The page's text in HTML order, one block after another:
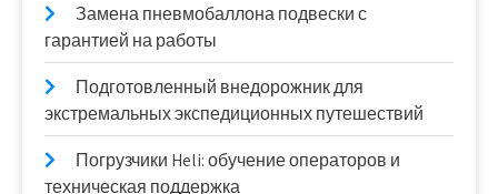
Замена пневмобаллона подвески с
гарантией на работы
Подготовленный внедорожник для
экстремальных экспедиционных путешествий
Погрузчики Heli: обучение операторов и
техническая поддержка